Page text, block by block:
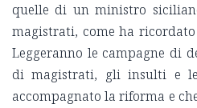
quelle di un ministro
magistrati, come ha
Leggeranno le campagne di
di magistrati, gli insulti e
accompagnato la riforma e